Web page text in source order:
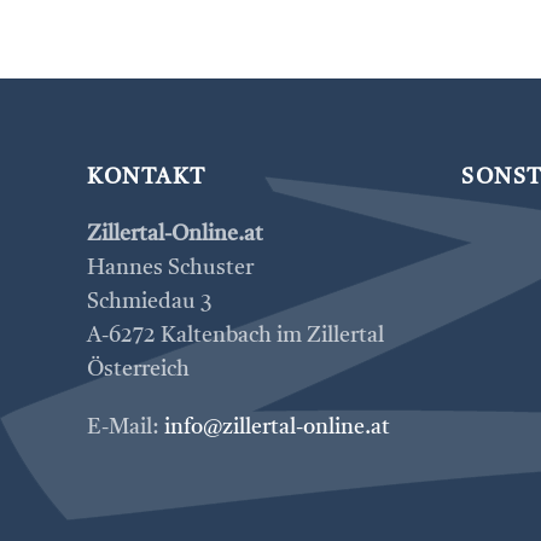
KONTAKT
Zillertal-Online.at
Hannes Schuster
Schmiedau 3
A-6272 Kaltenbach im Zillertal
Österreich
E-Mail: info@zillertal-online.at